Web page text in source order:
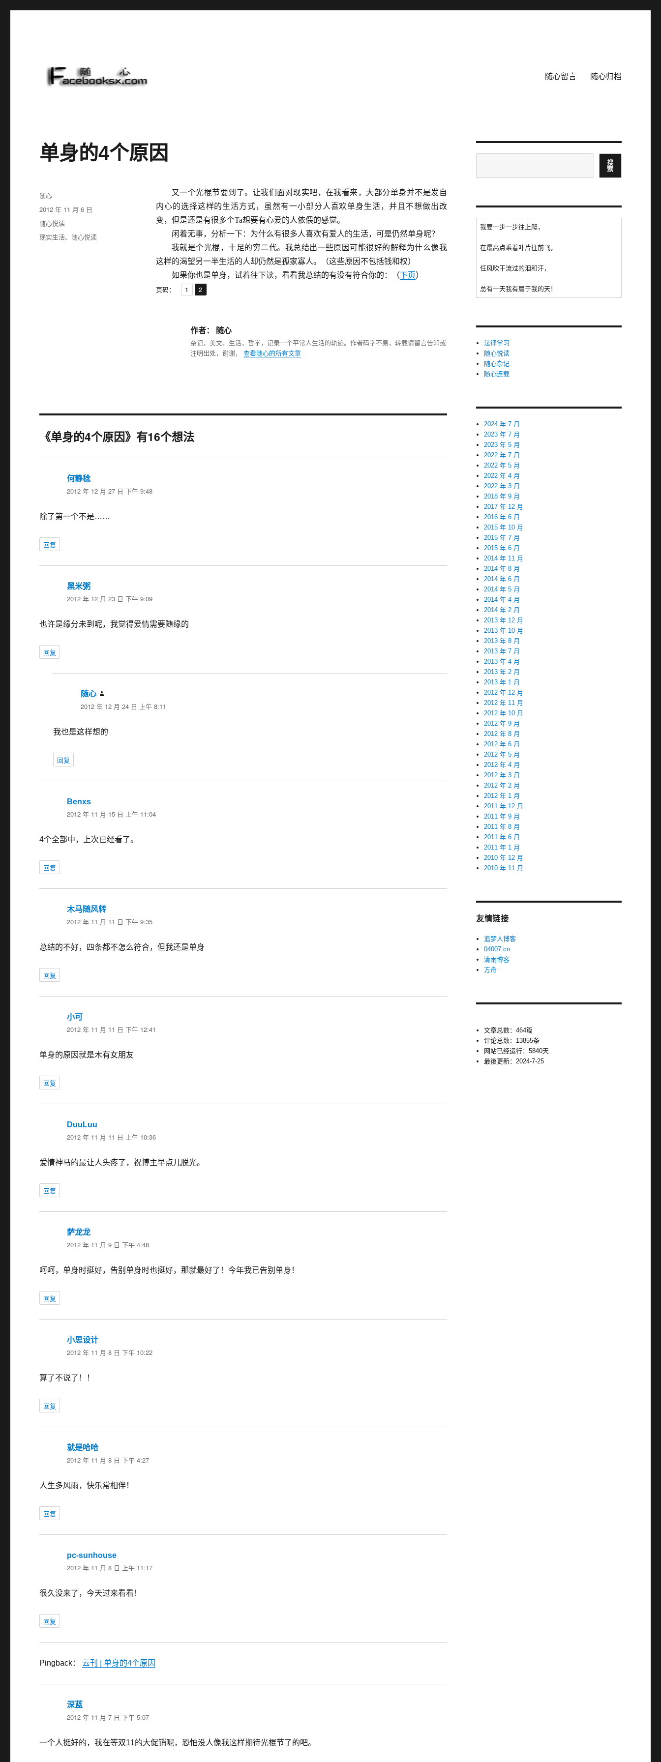
随心留言 随心归档
单身的4个原因
又一个光棍节要到了。让我们面对现实吧，在我看来，大部分单身并不是发自
内心的选择这样的生活方式，虽然有一小部分人喜欢单身生活，并且不想做出改
变，但是还是有很多个Ta想要有心爱的人依偎的感觉。
闲着无事，分析一下：为什么有很多人喜欢有爱人的生活，可是仍然单身呢？
我就是个光棍，十足的穷二代。我总结出一些原因可能很好的解释为什么像我
这样的渴望另一半生活的人却仍然是孤家寡人。（这些原因不包括钱和权）
如果你也是单身，试着往下读，看看我总结的有没有符合你的：（下页）
页码： 页1 ,
页
2
作者： 随心
杂记，美文，生活，哲学，记录一个平常人生活的轨迹。作者码字不易，转载请留言告知或
注明出处，谢谢， 查看随心的所有文章
作
者
随心
发
布
于
2012 年 11 月 6 日
分
类
随心悦读
标
现实生活、 随心悦读
《单身的4个原因》有16个想法
何静稔
道：
2012 年 12 月 27 日 下午 9:48
除了第一个不是……
回复
黑米粥
道：
2012 年 12 月 23 日 下午 9:09
也许是缘分未到呢，我觉得爱情需要随缘的
回复
随心
道：
2012 年 12 月 24 日 上午 8:11
我也是这样想的
回复
Benxs
道：
2012 年 11 月 15 日 上午 11:04
4个全部中，上次已经看了。
回复
木马随风转
道：
2012 年 11 月 11 日 下午 9:35
总结的不好，四条都不怎么符合，但我还是单身
回复
小可
道：
2012 年 11 月 11 日 下午 12:41
单身的原因就是木有女朋友
回复
DuuLuu
道：
2012 年 11 月 11 日 上午 10:36
爱情神马的最让人头疼了，祝博主早点儿脱光。
回复
萨龙龙
道：
2012 年 11 月 9 日 下午 4:48
呵呵，单身时挺好，告别单身时也挺好，那就最好了！今年我已告别单身！
回复
小思设计
道：
2012 年 11 月 8 日 下午 10:22
算了不说了！！
回复
就是哈哈
道：
2012 年 11 月 8 日 下午 4:27
人生多风雨，快乐常相伴！
回复
pc-sunhouse
道：
2012 年 11 月 8 日 上午 11:17
很久没来了，今天过来看看！
回复
Pingback：云刊 | 单身的4个原因
深蓝
道：
2012 年 11 月 7 日 下午 5:07
一个人挺好的，我在等双11的大促销呢，恐怕没人像我这样期待光棍节了的吧。
搜
索
我要一步一步往上爬，
在最高点乘着叶片往前飞，
任风吹干流过的泪和汗，
总有一天我有属于我的天！
法律学习
随心悦读
随心杂记
随心连载
2024 年 7 月
2023 年 7 月
2023 年 5 月
2022 年 7 月
2022 年 5 月
2022 年 4 月
2022 年 3 月
2018 年 9 月
2017 年 12 月
2016 年 6 月
2015 年 10 月
2015 年 7 月
2015 年 6 月
2014 年 11 月
2014 年 8 月
2014 年 6 月
2014 年 5 月
2014 年 4 月
2014 年 2 月
2013 年 12 月
2013 年 10 月
2013 年 8 月
2013 年 7 月
2013 年 4 月
2013 年 2 月
2013 年 1 月
2012 年 12 月
2012 年 11 月
2012 年 10 月
2012 年 9 月
2012 年 8 月
2012 年 6 月
2012 年 5 月
2012 年 4 月
2012 年 3 月
2012 年 2 月
2012 年 1 月
2011 年 12 月
2011 年 9 月
2011 年 8 月
2011 年 6 月
2011 年 1 月
2010 年 12 月
2010 年 11 月
友情链接
追梦人博客
04007.cn
清雨博客
方舟
文章总数：464篇
评论总数：13855条
网站已经运行：5840天
最後更新：2024-7-25